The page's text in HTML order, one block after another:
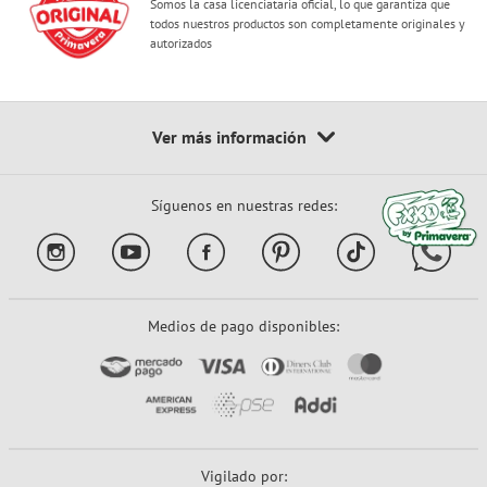
Somos la casa licenciataria oficial, lo que garantiza que
todos nuestros productos son completamente originales y
autorizados
Síguenos en nuestras redes:
Medios de pago disponibles:
Vigilado por: